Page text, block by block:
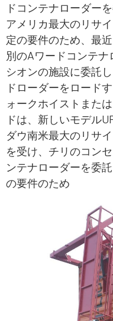
ドコンテナローダー
アメリカ最大のリサ
定の要件のため、最
別のAワードコンテ
シオンの施設に委託
ドローダーをロード
ォークホイストまた
ドは、新しいモデル
ダウ南米最大のリサ
を受け、チリのコン
ンテナローダーを委
の要件のため